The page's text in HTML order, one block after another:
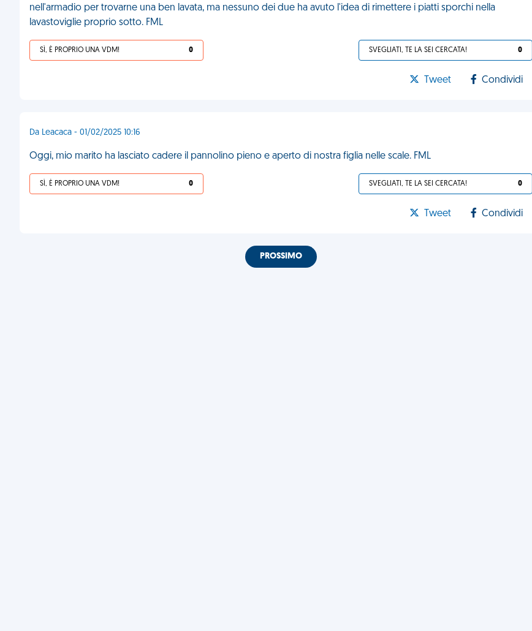
nell'armadio per trovarne una ben lavata, ma nessuno dei due ha avuto l'idea di rimettere i piatti sporchi nella
lavastoviglie proprio sotto. FML
SÌ, È PROPRIO UNA VDM! 0 SVEGLIATI, TE LA SEI CERCATA! 0
Tweet Condividi
Da Leacaca - 01/02/2025 10:16
Oggi, mio marito ha lasciato cadere il pannolino pieno e aperto di nostra figlia nelle scale. FML
SÌ, È PROPRIO UNA VDM! 0 SVEGLIATI, TE LA SEI CERCATA! 0
Tweet Condividi
PROSSIMO